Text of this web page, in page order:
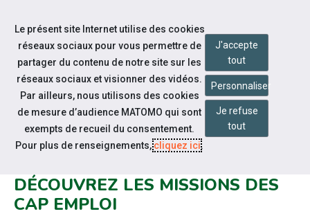
Aller au contenu
Qui sommes-nous ?
VOUS ÊTES UNE PERSONNE EN
DÉCOUVREZ LES MISSIONS DES
CAP EMPLOI
Le présent site Internet utilise des cookies
réseaux sociaux pour vous permettre de
partager du contenu de notre site sur les
réseaux sociaux et visionner des vidéos.
Par ailleurs, nous utilisons des cookies
de mesure d’audience MATOMO qui sont
exempts de recueil du consentement.
Pour plus de renseignements,cliquez ici.
J'accepte
tout
Personnaliser
Je refuse
tout